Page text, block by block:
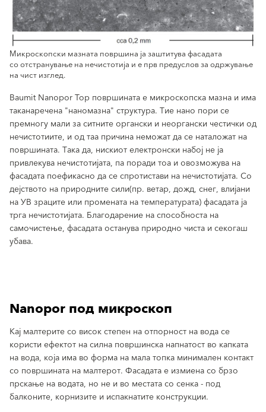
Микроскопски мазната површина ја заштитува фасадата
со отстранување на нечистотија и е прв предуслов за одржување
на чист изглед.
Baumit Nanopor Top површината е микроскопска мазна и има
таканаречена "наномазна" структура. Тие нано пори се
премногу мали за ситните органски и неоргански честички од
нечистотиите, и од таа причина неможат да се наталожат на
површината. Така да, нискиот електронски набој не ја
привлекува нечистотијата, па поради тоа и овозможува на
фасадата поефикасно да се спротистави на нечистотијата. Со
дејството на природните сили(пр. ветар, дожд, снег, влијани
на УВ зраците или промената на температурата) фасадата ја
трга нечистотијата. Благодарение на способноста на
самочистење, фасадата останува природно чиста и секогаш
убава.
Nanopor под микроскоп
Кај малтерите со висок степен на отпорност на вода се
користи ефектот на силна површинска напнатост во капката
на вода, која има во форма на мала топка минимален контакт
со површината на малтерот. Фасадата е измиена со брзо
прскање на водата, но не и во местата со сенка - под
балконите, корнизите и испакнатите конструкции.